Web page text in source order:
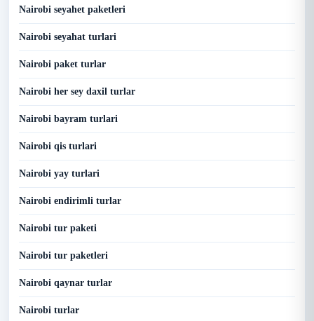
Nairobi seyahet paketleri
Nairobi seyahat turlari
Nairobi paket turlar
Nairobi her sey daxil turlar
Nairobi bayram turlari
Nairobi qis turlari
Nairobi yay turlari
Nairobi endirimli turlar
Nairobi tur paketi
Nairobi tur paketleri
Nairobi qaynar turlar
Nairobi turlar